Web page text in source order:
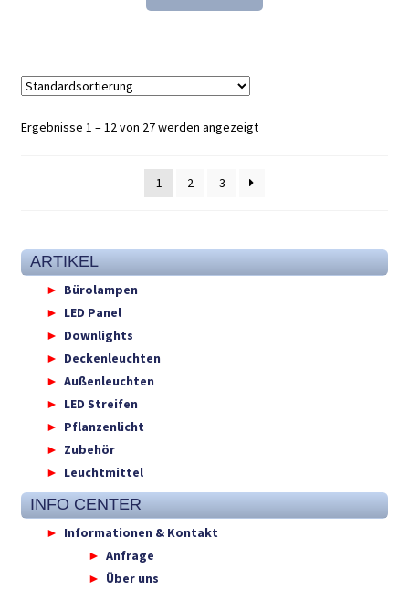
226,49 € 154,98 €.
Ergebnisse 1 – 12 von 27 werden angezeigt
1 2 3
ARTIKEL
Bürolampen
LED Panel
Downlights
Deckenleuchten
Außenleuchten
LED Streifen
Pflanzenlicht
Zubehör
Leuchtmittel
INFO CENTER
Informationen & Kontakt
Anfrage
Über uns